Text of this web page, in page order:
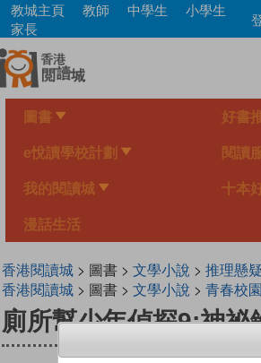
Skip
main
content
教城主頁 教師 中學生
小學生
家長
圖書 好書
e悅讀學校計劃 閱讀
我的閱讀城 十本
漫話生活
香港閱讀城> 圖書 > 文學小說 > 推理懸疑
香港閱讀城> 圖書 > 文學小說 > 青春校園
廁所幫少年偵探9:神祕